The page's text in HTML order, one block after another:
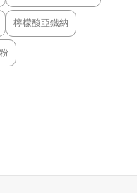
檸檬酸亞鐵納